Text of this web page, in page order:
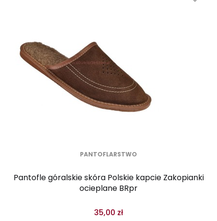
PANTOFLARSTWO
Pantofle góralskie skóra Polskie kapcie Zakopianki
ocieplane BRpr
35,00 zł